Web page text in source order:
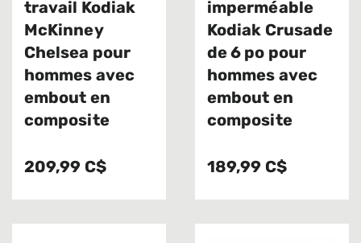
travail Kodiak
McKinney
Chelsea pour
hommes avec
embout en
composite
209,99 C$
imperméable
Kodiak Crusade
de 6 po pour
hommes avec
embout en
composite
189,99 C$